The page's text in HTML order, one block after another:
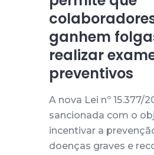
ganhem
realizar
preventivos
A nova Lei nº 15.377/
sancionada com o
incentivar a
doenças graves e